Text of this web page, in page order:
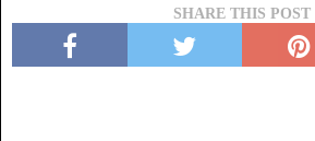
SHARE THIS POST